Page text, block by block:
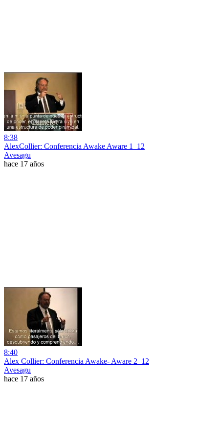
8:38
AlexCollier: Conferencia Awake Aware 1_12
Avesagu
hace 17 años
8:40
Alex Collier: Conferencia Awake- Aware 2_12
Avesagu
hace 17 años